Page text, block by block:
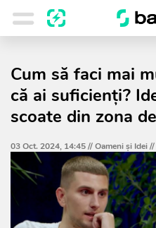
Cum să faci mai
că ai suficienți?
scoate din zona
03 Oct. 2024, 14:45 //Oameni şi Idei//